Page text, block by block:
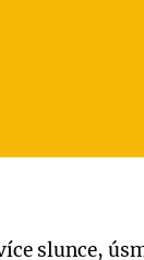
slunce,